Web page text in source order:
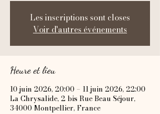
Les inscriptions sont closes
Voir d'autres événements
Heure et lieu
10 juin 2026, 20:00 – 11 juin 2026, 22:00
La Chrysalide, 2 bis Rue Beau Séjour,
34000 Montpellier, France